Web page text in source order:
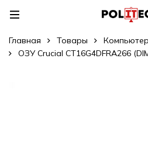
Главная Товары
ОЗУ Crucial CT16G4DFRA266